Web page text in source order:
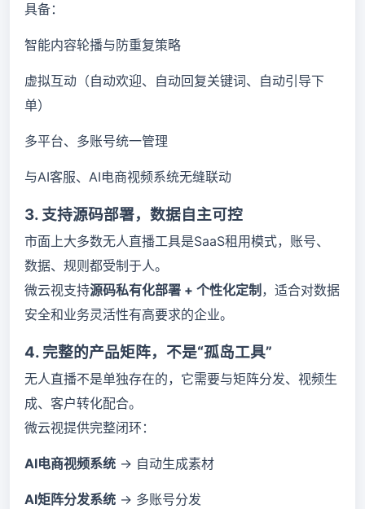
具备：
智能内容轮播与防重复策略
虚拟互动（自动欢迎、自动回复关键词、自动引导下
单）
多平台、多账号统一管理
与AI客服、AI电商视频系统无缝联动
3. 支持源码部署，数据自主可控
市面上大多数无人直播工具是SaaS租用模式，账号、
数据、规则都受制于人。
微云视支持源码私有化部署 + 个性化定制 ，适合对数据
安全和业务灵活性有高要求的企业。
4. 完整的产品矩阵，不是“孤岛工具”
无人直播不是单独存在的，它需要与矩阵分发、视频生
成、客户转化配合。
微云视提供完整闭环：
AI电商视频系统 → 自动生成素材
AI矩阵分发系统 → 多账号分发